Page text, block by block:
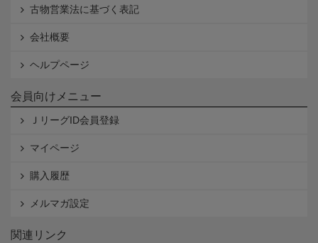
古物営業法に基づく表記
会社概要
ヘルプページ
会員向けメニュー
ＪリーグID会員登録
マイページ
購入履歴
メルマガ設定
関連リンク